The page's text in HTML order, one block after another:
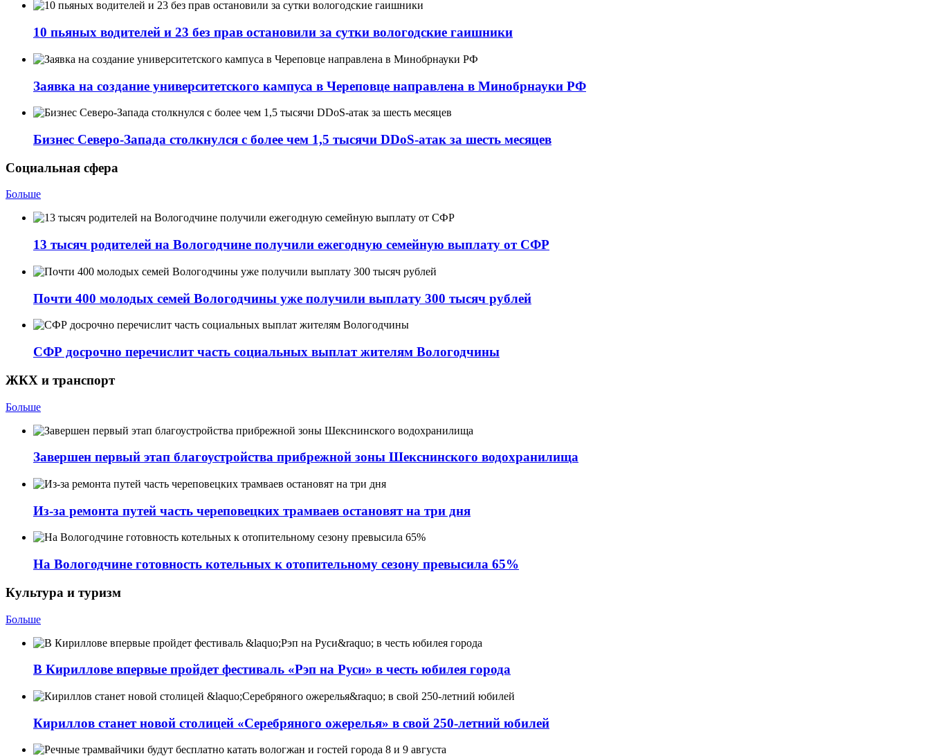
10 пьяных водителей и 23 без прав остановили за сутки вологодские гаишники
Заявка на создание университетского кампуса в Череповце направлена в Минобрнауки РФ
Бизнес Северо-Запада столкнулся с более чем 1,5 тысячи DDoS-атак за шесть месяцев
Социальная сфера
Больше
13 тысяч родителей на Вологодчине получили ежегодную семейную выплату от СФР
Почти 400 молодых семей Вологодчины уже получили выплату 300 тысяч рублей
СФР досрочно перечислит часть социальных выплат жителям Вологодчины
ЖКХ и транспорт
Больше
Завершен первый этап благоустройства прибрежной зоны Шекснинского водохранилища
Из-за ремонта путей часть череповецких трамваев остановят на три дня
На Вологодчине готовность котельных к отопительному сезону превысила 65%
Культура и туризм
Больше
В Кириллове впервые пройдет фестиваль «Рэп на Руси» в честь юбилея города
Кириллов станет новой столицей «Серебряного ожерелья» в свой 250-летний юбилей